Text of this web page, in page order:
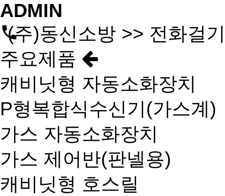
ADMIN
(주)동신소방 >> 전화걸
주요제품
캐비닛형 자동소화장치
P형복합식수신기(가스계)
가스 자동소화장치
가스 제어반(판넬용)
캐비닛형 호스릴